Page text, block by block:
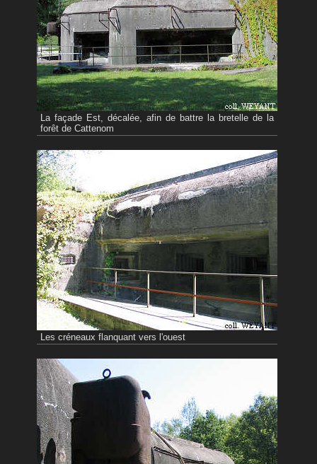
La façade Est, décalée, afin de battre la bretelle de la
forêt de Cattenom
Les créneaux flanquant vers l'ouest